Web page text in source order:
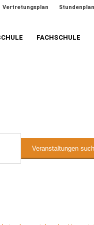
Vertretungsplan Stundenplan
FACHSCHULE
Veranstaltungen